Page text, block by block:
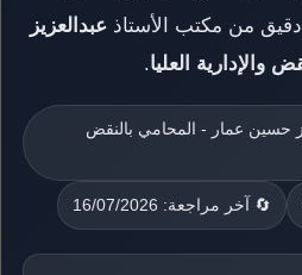
من مكتب الأستاذ عبدالعزيز
العليا.
حسين عمار - المحامي بالنقض
🔄 آخر مراجعة: 16/07/2026